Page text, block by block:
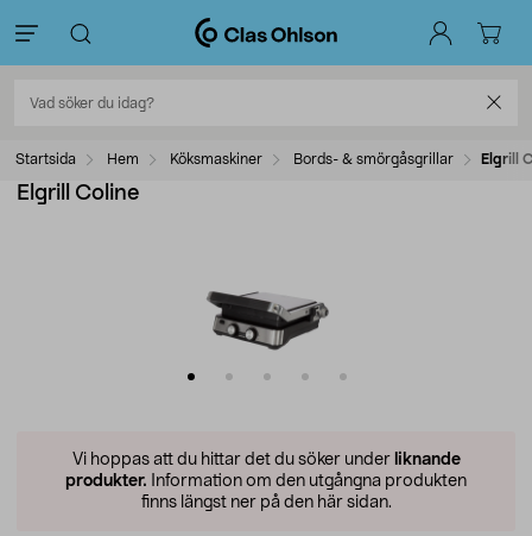
Startsida Hem Köksmaskiner Bords- & smörgåsgrillar Elgrill
Elgrill Coline
Vi hoppas att du hittar det du söker under liknande
produkter. Information om den utgångna produkten
finns längst ner på den här sidan.